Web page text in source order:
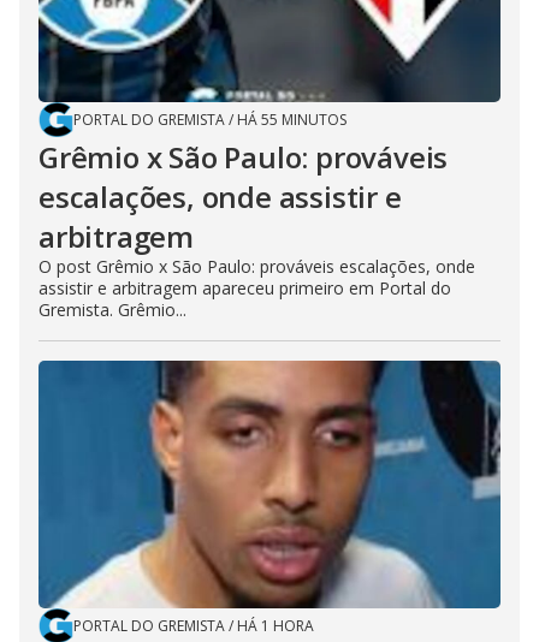
PORTAL DO GREMISTA/ HÁ 55 MINUTOS
Grêmio x São Paulo: prováveis
escalações, onde assistir e
arbitragem
O post Grêmio x São Paulo: prováveis escalações, onde
assistir e arbitragem apareceu primeiro em Portal do
Gremista. Grêmio...
PORTAL DO GREMISTA/ HÁ 1 HORA